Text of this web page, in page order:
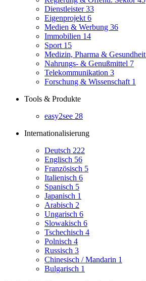
Dienstleister33
Eigenprojekt 6
Medien & Werbung 36
Immobilien 14
Sport 15
Medizin, Pharma & Gesundheit
Nahrungs- & Genußmittel 7
Telekommunikation 3
Forschung & Wissenschaft 1
Tools & Produkte
easy2see 28
Internationalisierung
Deutsch 222
Englisch 56
Französisch 5
Italienisch 6
Spanisch 5
Japanisch 1
Arabisch 2
Ungarisch 6
Slowakisch 6
Tschechisch 4
Polnisch 4
Russisch 3
Chinesisch / Mandarin 1
Bulgarisch 1